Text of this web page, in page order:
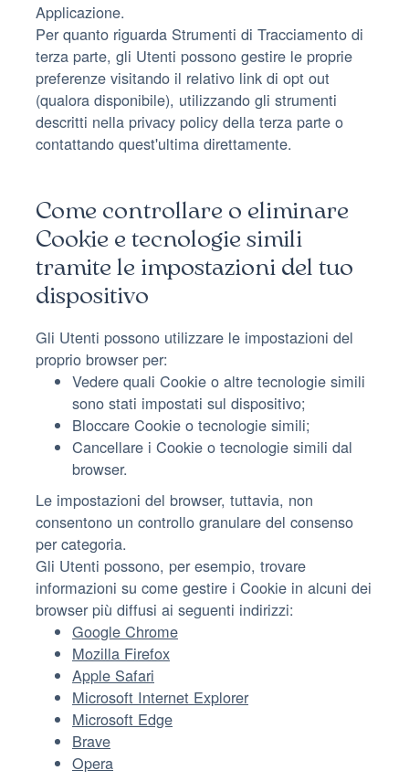
Applicazione.
Per quanto riguarda Strumenti di Tracciamento di
terza parte, gli Utenti possono gestire le proprie
preferenze visitando il relativo link di opt out
(qualora disponibile), utilizzando gli strumenti
descritti nella privacy policy della terza parte o
contattando quest'ultima direttamente.
Come controllare o eliminare
Cookie e tecnologie simili
tramite le impostazioni del tuo
dispositivo
Gli Utenti possono utilizzare le impostazioni del
proprio browser per:
Vedere quali Cookie o altre tecnologie simili
sono stati impostati sul dispositivo;
Bloccare Cookie o tecnologie simili;
Cancellare i Cookie o tecnologie simili dal
browser.
Le impostazioni del browser, tuttavia, non
consentono un controllo granulare del consenso
per categoria.
Gli Utenti possono, per esempio, trovare
informazioni su come gestire i Cookie in alcuni dei
browser più diffusi ai seguenti indirizzi:
Google Chrome
Mozilla Firefox
Apple Safari
Microsoft Internet Explorer
Microsoft Edge
Brave
Opera